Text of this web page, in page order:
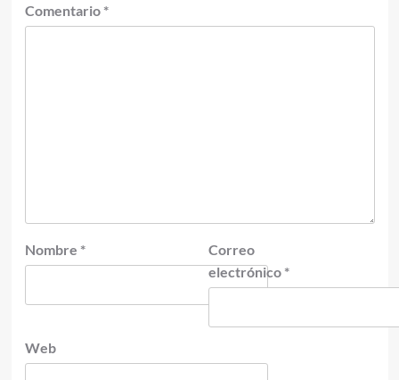
Comentario *
Nombre *
Correo
electrónico *
Web